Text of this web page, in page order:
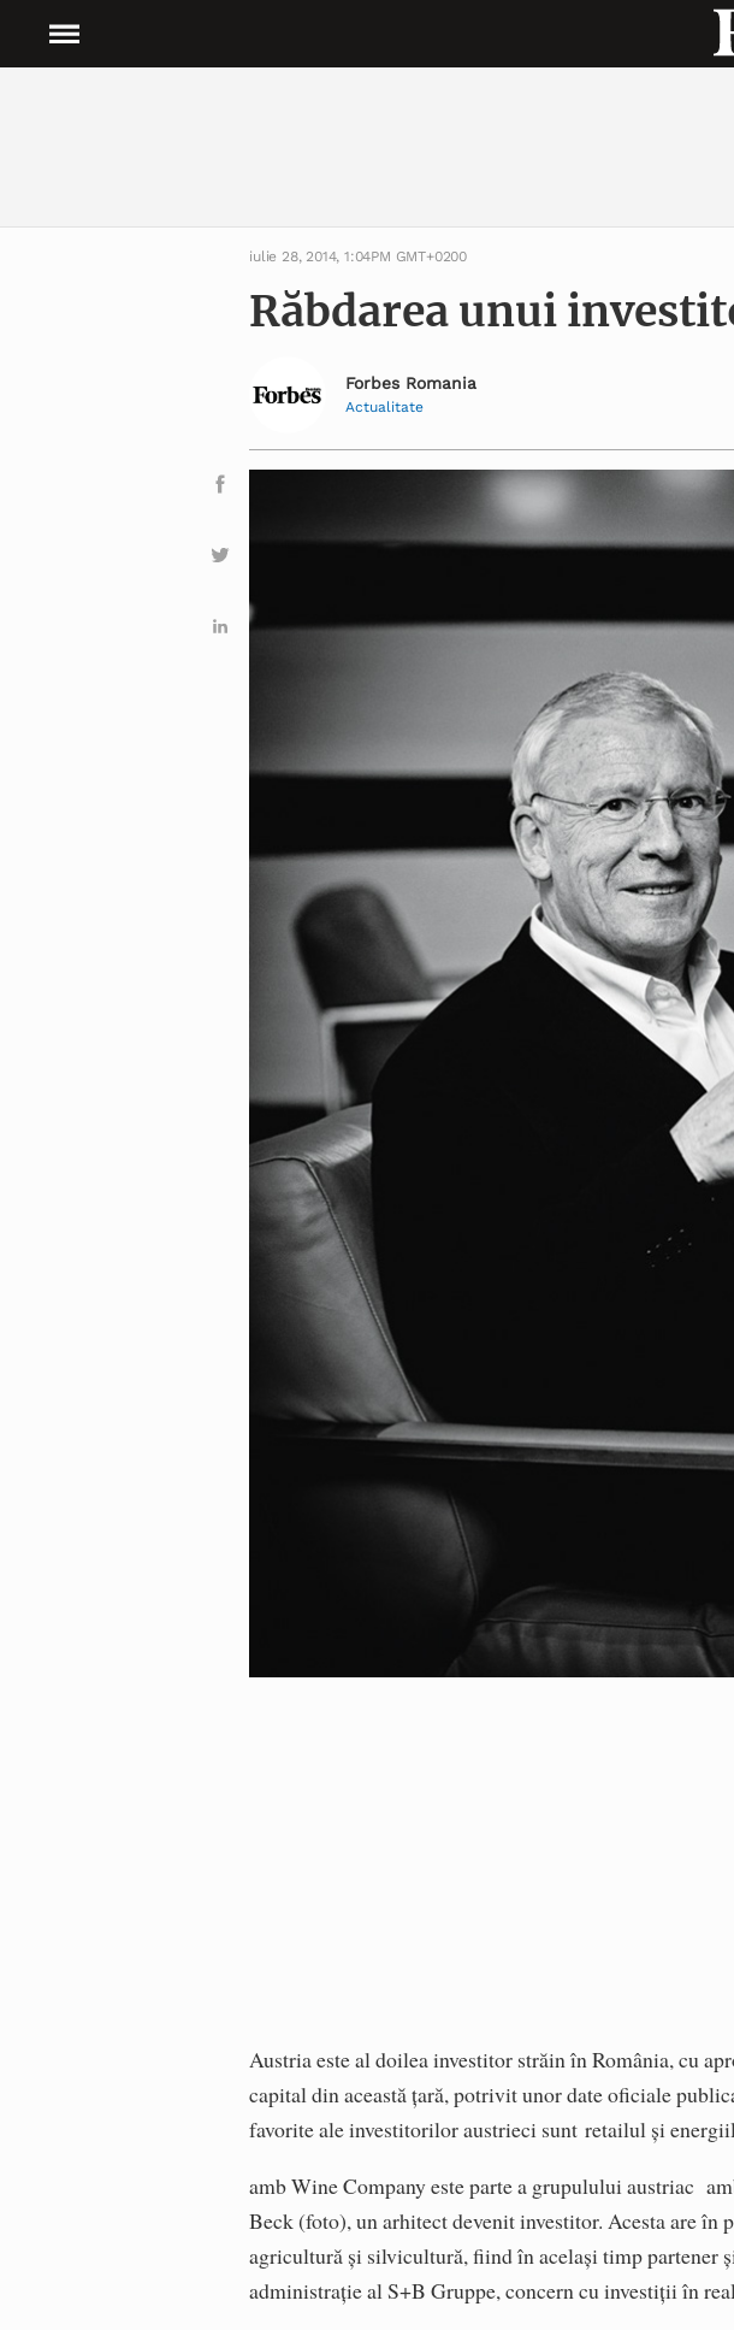
iulie 28, 2014, 1:04PM GMT+0200
Răbdarea unui
Forbes Romania
Actualitate
Austria este al doilea investitor străin în România, cu
capital din această țară, potrivit unor date oficiale
favorite ale investitorilor austrieci sunt retailul şi
amb Wine Company este parte a grupulului austriac
Beck (foto), un arhitect devenit investitor. Acesta are
agricultură şi silvicultură, fiind în acelaşi timp partener
administraţie al S+B Gruppe, concern cu investiţii în